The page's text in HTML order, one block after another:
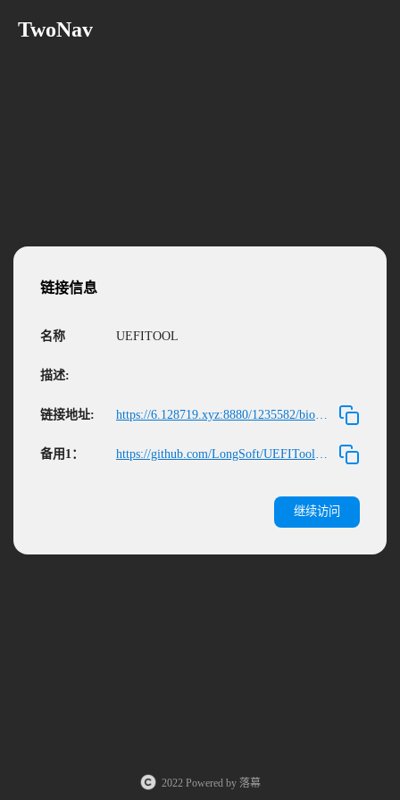
TwoNav
链接信息
名称 UEFITOOL
描述:
链接地址:
备用1：
继续访问
2022 Powered by 落幕